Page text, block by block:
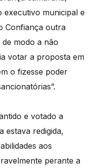
executivo municipal e
Confiança outra
modo a não
votar a proposta em
o fizesse poder
e votado a
estava redigida,
aos
perante a